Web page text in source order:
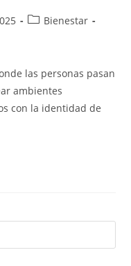
Bienestar
las personas pasan
ambientes
con la identidad de